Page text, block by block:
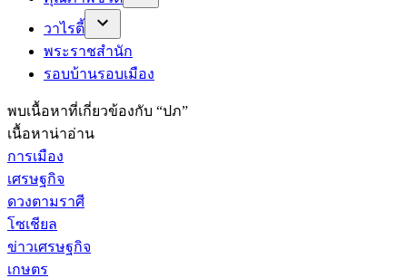
วาไรตี้
พระราชสำนัก
รอบบ้านรอบเมือง
พบเนื้อหาที่เกี่ยวข้องกับ “ปภ”
เนื้อหาน่าอ่าน
การเมือง
เศรษฐกิจ
ดวงตามราศี
โซเชียล
ข่าวเศรษฐกิจ
เกษตร